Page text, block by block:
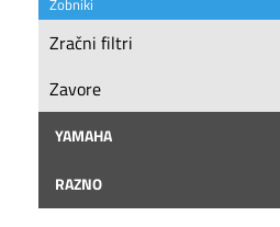
Zobniki
Zračni filtri
Zavore
YAMAHA
RAZNO